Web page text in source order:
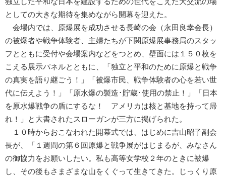
としての大きな期待を集めながら開幕を迎えた。
会場内では、原爆展を成功させる長崎の会（永田良幸会長）
の被爆者や戦争体験者、主婦たちが下関原爆展事務局のスタッ
フとともに受付や会場案内などをつとめ、壁面には１５０枚を
こえる展示パネルとともに、「独立と平和のために原爆と戦争
の真実を語り継ごう！」「被爆市民、戦争体験者の心を若い世
代に伝えよう！」「原水爆の製造･貯蔵･使用の禁止！」「日本
を原水爆戦争の盾にするな！ アメリカは核と基地を持って帰
れ！」と大書されたスローガンが三方に掲げられた。
１０時からおこなわれた開幕式では、はじめに吉山昭子副会
長が、「１週間の第６回原爆と戦争展がはじまるが、みなさん
の御協力をお願いしたい。私も高等女学校２年のときに被爆
し、その後もさまざまな山をくぐって生きてきた。じっくり原